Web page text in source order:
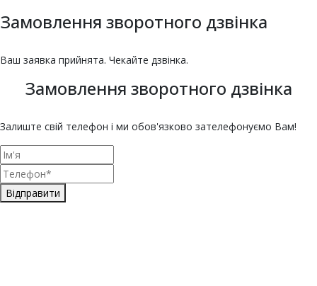
Замовлення зворотного дзвінка
Ваш заявка прийнята. Чекайте дзвінка.
Замовлення зворотного дзвінка
Залиште свій телефон і ми обов'язково зателефонуємо Вам!
Відправити